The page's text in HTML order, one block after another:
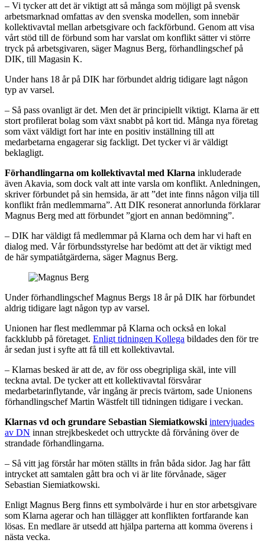
– Vi tycker att det är viktigt att så många som möjligt på svensk
arbetsmarknad omfattas av den svenska modellen, som innebär
kollektivavtal mellan arbetsgivare och fackförbund. Genom att visa
vårt stöd till de förbund som har varslat om konflikt sätter vi större
tryck på arbetsgivaren, säger Magnus Berg, förhandlingschef på
DIK, till Magasin K.
Under hans 18 år på DIK har förbundet aldrig tidigare lagt någon
typ av varsel.
– Så pass ovanligt är det. Men det är principiellt viktigt. Klarna är ett
stort profilerat bolag som växt snabbt på kort tid. Många nya företag
som växt väldigt fort har inte en positiv inställning till att
medarbetarna engagerar sig fackligt. Det tycker vi är väldigt
beklagligt.
Förhandlingarna om kollektivavtal med Klarna inkluderade
även Akavia, som dock valt att inte varsla om konflikt. Anledningen,
skriver förbundet på sin hemsida, är att ”det inte finns någon vilja till
konflikt från medlemmarna”. Att DIK resonerat annorlunda förklarar
Magnus Berg med att förbundet ”gjort en annan bedömning”.
– DIK har väldigt få medlemmar på Klarna och dem har vi haft en
dialog med. Vår förbundsstyrelse har bedömt att det är viktigt med
de här sympatiåtgärderna, säger Magnus Berg.
Under förhandlingschef Magnus Bergs 18 år på DIK har förbundet
aldrig tidigare lagt någon typ av varsel.
Unionen har flest medlemmar på Klarna och också en lokal
fackklubb på företaget. Enligt tidningen Kollega bildades den för tre
år sedan just i syfte att få till ett kollektivavtal.
– Klarnas besked är att de, av för oss obegripliga skäl, inte vill
teckna avtal. De tycker att ett kollektivavtal försvårar
medarbetarinflytande, vår ingång är precis tvärtom, sade Unionens
förhandlingschef Martin Wästfelt till tidningen tidigare i veckan.
Klarnas vd och grundare Sebastian Siemiatkowski intervjuades
av DN innan strejkbeskedet och uttryckte då förvåning över de
strandade förhandlingarna.
– Så vitt jag förstår har möten ställts in från båda sidor. Jag har fått
intrycket att samtalen gått bra och vi är lite förvånade, säger
Sebastian Siemiatkowski.
Enligt Magnus Berg finns ett symbolvärde i hur en stor arbetsgivare
som Klarna agerar och han tillägger att konflikten fortfarande kan
lösas. En medlare är utsedd att hjälpa parterna att komma överens i
nästa vecka.